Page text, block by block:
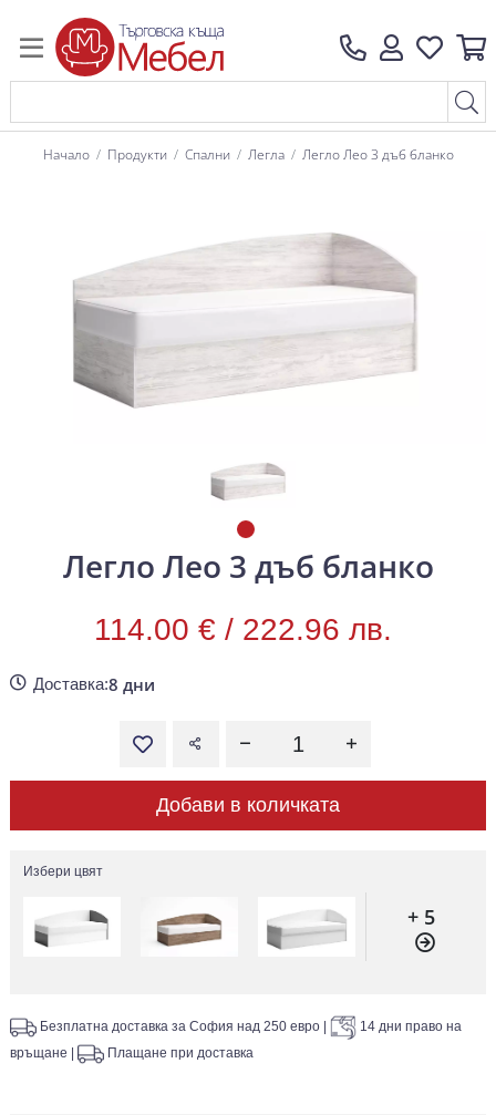
Начало Продукти Спални Легла Легло Лео 3 дъб бланко
Легло Лео 3 дъб бланко
114.00 € / 222.96 лв.
Доставка:8 дни
Добави в количката
Избери цвят
+ 5
Безплатна доставка за София над 250 евро
14 дни право на
връщане
Плащане при доставка